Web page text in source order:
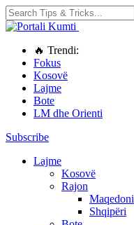
🔥 Trendi:
Fokus
Kosovë
Lajme
Bote
LM dhe Orienti
Subscribe
Lajme
Kosovë
Rajon
Maqedoni
Shqipëri